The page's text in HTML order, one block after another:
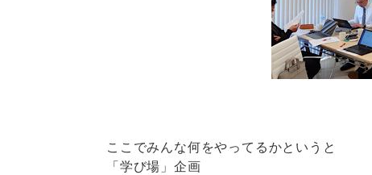
ここでみんな何をやってるかというと
「学び場」企画